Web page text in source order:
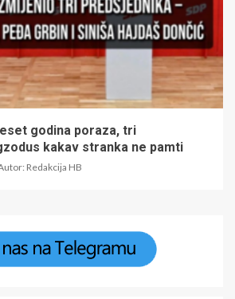
godina poraza, tri
kakav stranka ne pamti
Redakcija HB